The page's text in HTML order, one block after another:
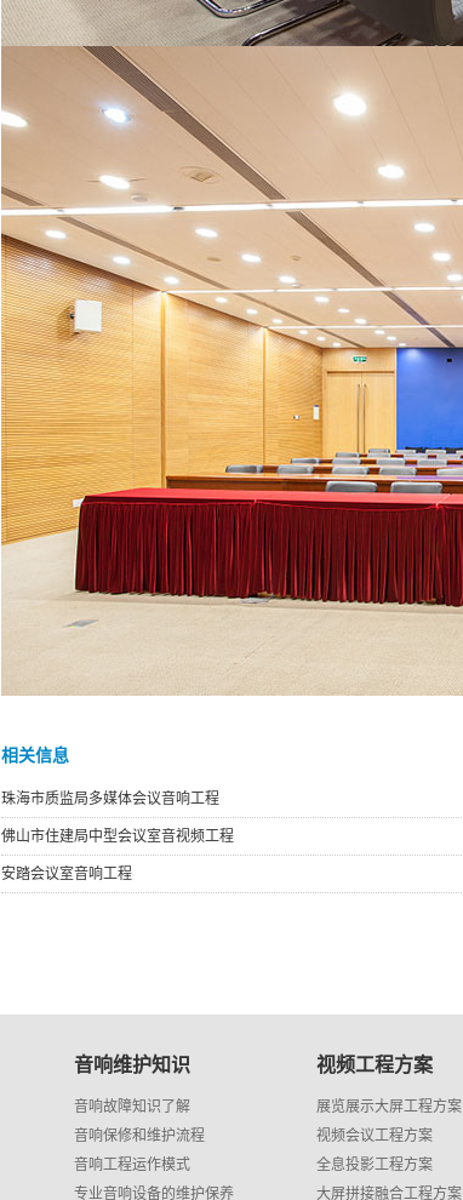
相关信息
珠海市质监局多媒体会议音响工程
佛山市住建局中型会议室音视频工程
安踏会议室音响工程
音响维护知识
音响故障知识了解
音响保修和维护流程
音响工程运作模式
专业音响设备的维护保养
视频工程方案
展览展示大屏工程方案
视频会议工程方案
全息投影工程方案
大屏拼接融合工程方案